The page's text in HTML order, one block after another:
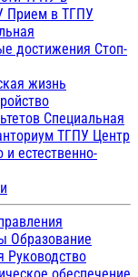
Прием в ТГПУ
достижения Стоп-
жизнь
Специальная
ТГПУ Центр
естественно-
Образование
Руководство